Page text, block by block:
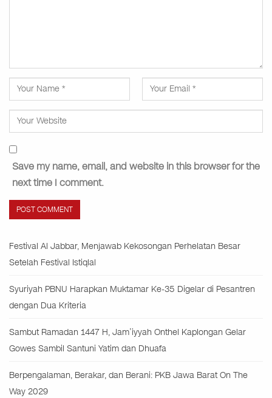
Save my name, email, and website in this browser for the
next time I comment.
Festival Al Jabbar, Menjawab Kekosongan Perhelatan Besar
Setelah Festival Istiqlal
Syuriyah PBNU Harapkan Muktamar Ke-35 Digelar di Pesantren
dengan Dua Kriteria
Sambut Ramadan 1447 H, Jam’iyyah Onthel Kaplongan Gelar
Gowes Sambil Santuni Yatim dan Dhuafa
Berpengalaman, Berakar, dan Berani: PKB Jawa Barat On The
Way 2029